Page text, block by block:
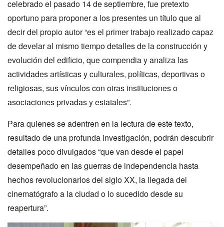
celebrado el pasado 14 de septiembre, fue pretexto
oportuno para proponer a los presentes un título que al
decir del propio autor “es el primer trabajo realizado capaz
de develar al mismo tiempo detalles de la construcción y
evolución del edificio, que compendia y analiza las
actividades artísticas y culturales, políticas, deportivas o
religiosas, sus vínculos con otras instituciones o
asociaciones privadas y estatales”.
Para quienes se adentren en la lectura de este texto,
resultado de una profunda investigación, podrán descubrir
detalles poco divulgados “que van desde el papel
desempeñado en las guerras de independencia hasta
hechos revolucionarios del siglo XX, la llegada del
cinematógrafo a la ciudad o lo sucedido desde su
reapertura”.